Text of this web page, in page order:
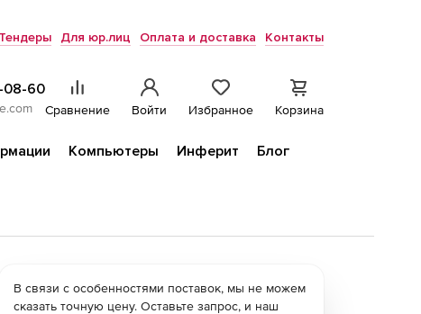
Тендеры Для юр.лиц Оплата и доставка Контакты
08-60
Сравнение Войти Избранное Корзина
Компьютеры Инферит
Блог
В связи с особенностями поставок, мы не можем
сказать точную цену. Оставьте запрос, и наш